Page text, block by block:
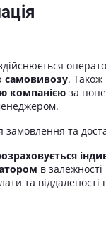
самовивозу. Також
компанією за
замовлення та
в
та віддаленості